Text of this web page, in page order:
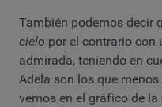
También podemos decir
cielo por el contrario con
admirada, teniendo en
Adela son los que
vemos en el gráfico de la